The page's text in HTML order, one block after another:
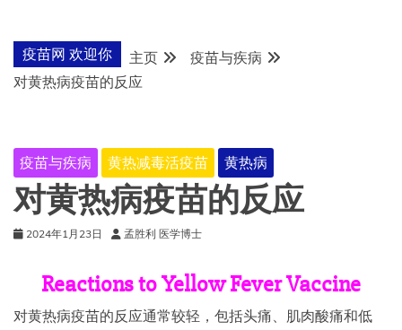
疫苗网 欢迎你 主页
疫苗与疾病
对黄热病疫苗的反应
疫苗与疾病 黄热减毒活疫苗 黄热病
对黄热病疫苗的反应
2024年1月23日 孟胜利 医学博士
Reactions to Yellow Fever Vaccine
对黄热病疫苗的反应通常较轻，包括头痛、肌肉酸痛和低